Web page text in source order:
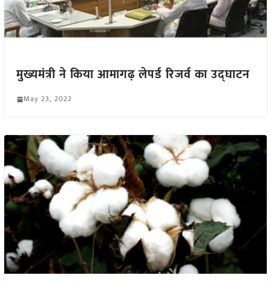
मुख्यमंत्री ने किया आमागढ़ लेपर्ड रिजर्व का उद्घाटन
May 23, 2022